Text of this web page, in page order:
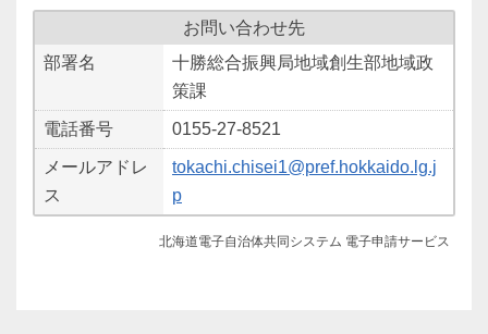
お問い合わせ先
部署名
十勝総合振興局地域創生部地域政
策課
電話番号 0155-27-8521
メールアドレ
ス
tokachi.chisei1@pref.hokkaido.lg.j
p
北海道電子自治体共同システム 電子申請サービス